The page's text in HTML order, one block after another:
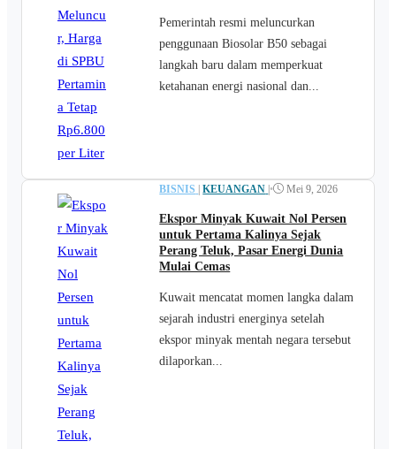
Pemerintah resmi meluncurkan
penggunaan Biosolar B50 sebagai
langkah baru dalam memperkuat
ketahanan energi nasional dan...
BISNIS | KEUANGAN |• Mei 9, 2026
Ekspor Minyak Kuwait Nol Persen
untuk Pertama Kalinya Sejak
Perang Teluk, Pasar Energi Dunia
Mulai Cemas
Kuwait mencatat momen langka dalam
sejarah industri energinya setelah
ekspor minyak mentah negara tersebut
dilaporkan...